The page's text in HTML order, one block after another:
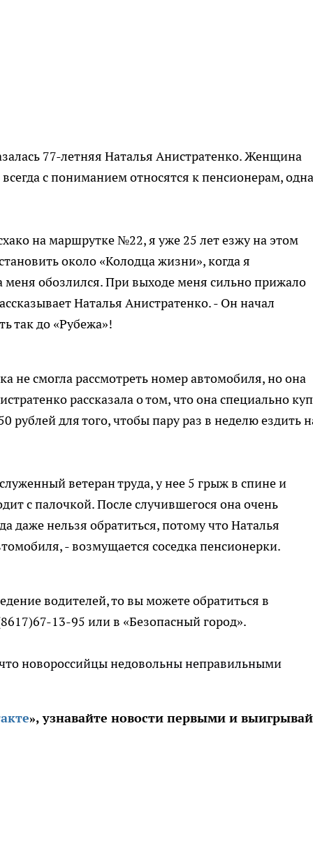
77-летняя Наталья Анистратенко. Женщина
с пониманием относятся к пенсионерам,
на маршрутке №22, я уже 25 лет езжу на этом
около «Колодца жизни», когда я
меня обозлился. При выходе меня сильно прижало
Наталья Анистратенко. - Он начал
так до «Рубежа»!
не смогла рассмотреть номер автомобиля, но она
рассказала о том, что она специально
рублей для того, чтобы пару раз в неделю ездить
ветеран труда, у нее 5 грыж в спине и
с палочкой. После случившегося она очень
даже нельзя обратиться, потому что Наталья
- возмущается соседка пенсионерки.
водителей, то вы можете обратиться в
13-95 или в «Безопасный город».
новороссийцы недовольны неправильными
», узнавайте новости первыми и